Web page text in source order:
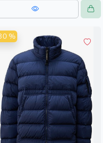
%